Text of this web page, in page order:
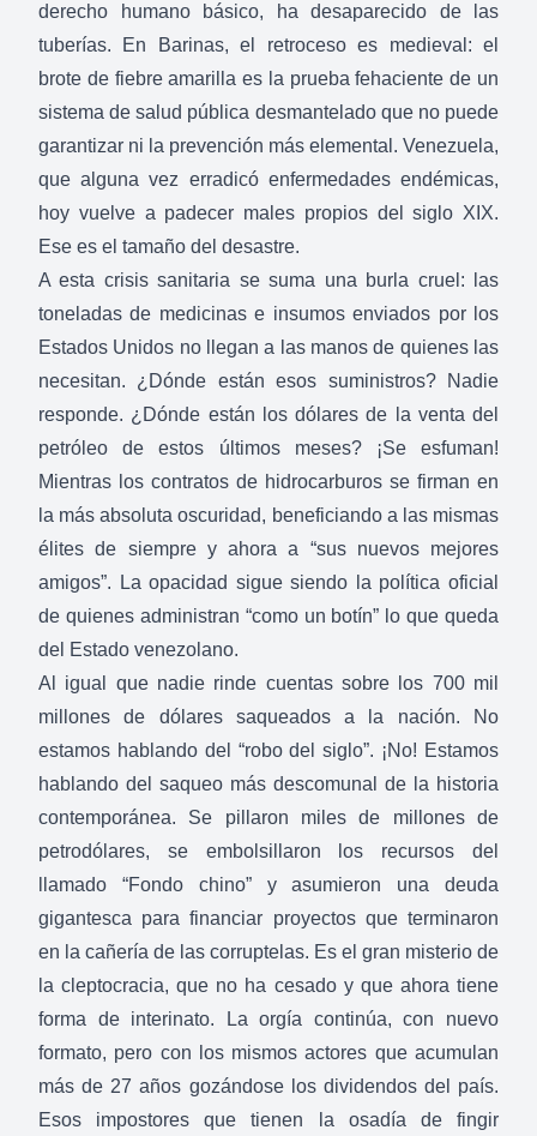
derecho humano básico, ha desaparecido de las
tuberías. En Barinas, el retroceso es medieval: el
brote de fiebre amarilla es la prueba fehaciente de un
sistema de salud pública desmantelado que no puede
garantizar ni la prevención más elemental. Venezuela,
que alguna vez erradicó enfermedades endémicas,
hoy vuelve a padecer males propios del siglo XIX.
Ese es el tamaño del desastre.
A esta crisis sanitaria se suma una burla cruel: las
toneladas de medicinas e insumos enviados por los
Estados Unidos no llegan a las manos de quienes las
necesitan. ¿Dónde están esos suministros? Nadie
responde. ¿Dónde están los dólares de la venta del
petróleo de estos últimos meses? ¡Se esfuman!
Mientras los contratos de hidrocarburos se firman en
la más absoluta oscuridad, beneficiando a las mismas
élites de siempre y ahora a “sus nuevos mejores
amigos”. La opacidad sigue siendo la política oficial
de quienes administran “como un botín” lo que queda
del Estado venezolano.
Al igual que nadie rinde cuentas sobre los 700 mil
millones de dólares saqueados a la nación. No
estamos hablando del “robo del siglo”. ¡No! Estamos
hablando del saqueo más descomunal de la historia
contemporánea. Se pillaron miles de millones de
petrodólares, se embolsillaron los recursos del
llamado “Fondo chino” y asumieron una deuda
gigantesca para financiar proyectos que terminaron
en la cañería de las corruptelas. Es el gran misterio de
la cleptocracia, que no ha cesado y que ahora tiene
forma de interinato. La orgía continúa, con nuevo
formato, pero con los mismos actores que acumulan
más de 27 años gozándose los dividendos del país.
Esos impostores que tienen la osadía de fingir